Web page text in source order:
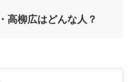
高柳広はどんな人？